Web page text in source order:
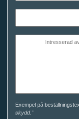
Exempel på
skydd.”